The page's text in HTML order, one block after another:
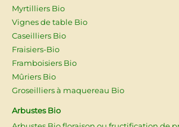
Myrtilliers Bio
Vignes de table Bio
Caseilliers Bio
Fraisiers-Bio
Framboisiers Bio
Mûriers Bio
Groseilliers à maquereau Bio
Arbustes Bio